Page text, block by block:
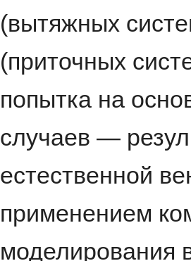
(вытяжных
(приточных
попытка на
случаев —
естественной
применением
моделирования